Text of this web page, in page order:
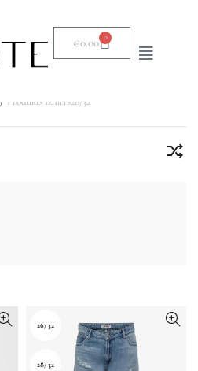
€0.00 0
Produkts Izmērs26/32
26/32
28/32